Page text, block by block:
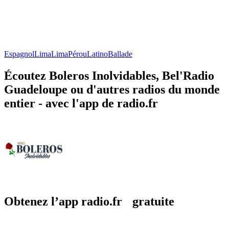
EspagnolLimaLimaPérouLatinoBallade
Écoutez Boleros Inolvidables, Bel'Radio
Guadeloupe ou d'autres radios du monde
entier - avec l'app de radio.fr
Obtenez l’app radio.fr gratuite